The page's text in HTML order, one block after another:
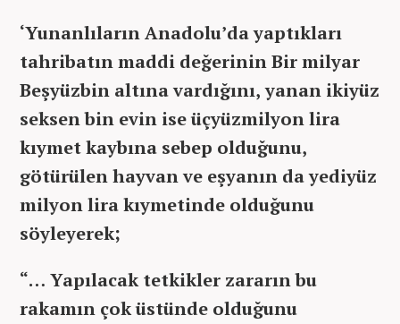
‘Yunanlıların Anadolu’da yaptıkları
tahribatın maddi değerinin Bir milyar
Beşyüzbin altına vardığını, yanan ikiyüz
seksen bin evin ise üçyüzmilyon lira
kıymet kaybına sebep olduğunu,
götürülen hayvan ve eşyanın da yediyüz
milyon lira kıymetinde olduğunu
söyleyerek;
“… Yapılacak tetkikler zararın bu
rakamın çok üstünde olduğunu